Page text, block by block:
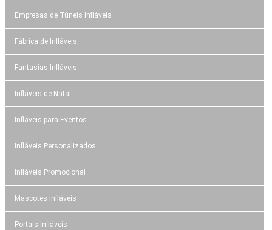
Empresas de Túneis Infláveis
Fábrica de Infláveis
Fantasias Infláveis
Infláveis de Natal
Infláveis para Eventos
Infláveis Personalizados
Infláveis Promocional
Mascotes Infláveis
Portais Infláveis